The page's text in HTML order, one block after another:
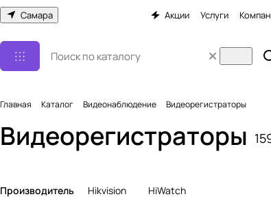
Самара Акции Услуги
Главная Каталог Видеонаблюдение Видеорегистраторы
Видеорегистраторы
Производитель Hikvision HiWatch